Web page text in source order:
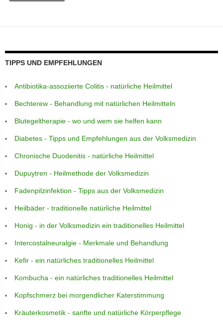
TIPPS UND EMPFEHLUNGEN
Antibiotika-assoziierte Colitis - natürliche Heilmittel
Bechterew - Behandlung mit natürlichen Heilmitteln
Blutegeltherapie - wo und wem sie helfen kann
Diabetes - Tipps und Empfehlungen aus der Volksmedizin
Chronische Duodenitis - natürliche Heilmittel
Dupuytren - Heilmethode der Volksmedizin
Fadenpilzinfektion - Tipps aus der Volksmedizin
Heilbäder - traditionelle natürliche Heilmittel
Honig - in der Volksmedizin ein traditionelles Heilmittel
Intercostalneuralgie - Merkmale und Behandlung
Kefir - ein natürliches traditionelles Heilmittel
Kombucha - ein natürliches traditionelles Heilmittel
Kopfschmerz bei morgendlicher Katerstimmung
Kräuterkosmetik - sanfte und natürliche Körperpflege